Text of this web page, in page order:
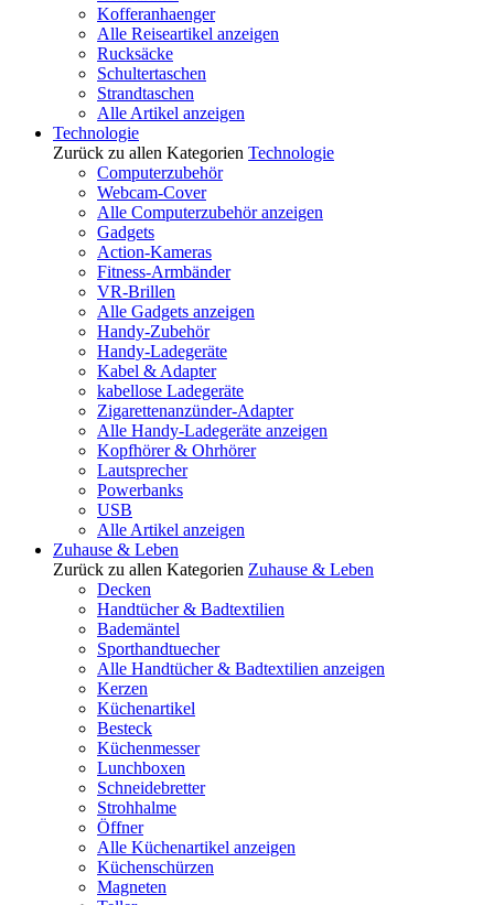
Kofferanhaenger
Alle Reiseartikel anzeigen
Rucksäcke
Schultertaschen
Strandtaschen
Alle Artikel anzeigen
Technologie
Zurück zu allen Kategorien Technologie
Computerzubehör
Webcam-Cover
Alle Computerzubehör anzeigen
Gadgets
Action-Kameras
Fitness-Armbänder
VR-Brillen
Alle Gadgets anzeigen
Handy-Zubehör
Handy-Ladegeräte
Kabel & Adapter
kabellose Ladegeräte
Zigarettenanzünder-Adapter
Alle Handy-Ladegeräte anzeigen
Kopfhörer & Ohrhörer
Lautsprecher
Powerbanks
USB
Alle Artikel anzeigen
Zuhause & Leben
Zurück zu allen Kategorien Zuhause & Leben
Decken
Handtücher & Badtextilien
Bademäntel
Sporthandtuecher
Alle Handtücher & Badtextilien anzeigen
Kerzen
Küchenartikel
Besteck
Küchenmesser
Lunchboxen
Schneidebretter
Strohhalme
Öffner
Alle Küchenartikel anzeigen
Küchenschürzen
Magneten